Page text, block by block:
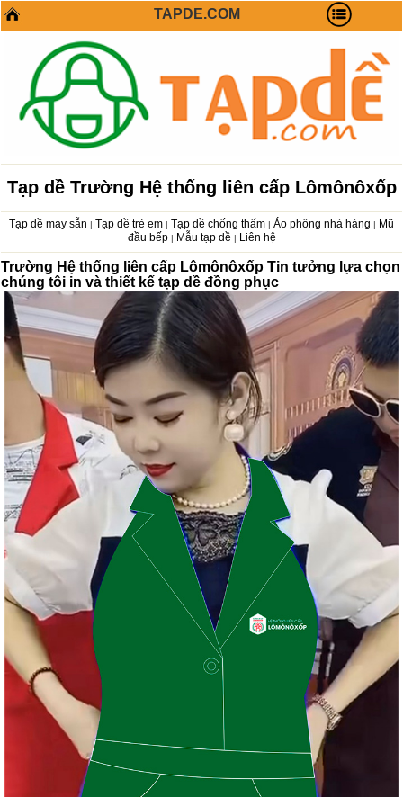
TAPDE.COM
Tạp dề Trường Hệ thống liên cấp Lômônôxốp
Tạp dề may sẵn | Tạp dề trẻ em | Tạp dề chống thấm | Áo phông nhà hàng | Mũ
đầu bếp| Mẫu tạp dề | Liên hệ
Trường Hệ thống liên cấp Lômônôxốp Tin tưởng lựa chọn
chúng tôi in và thiết kế tạp dề đồng phục